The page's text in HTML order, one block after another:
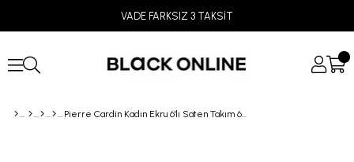
VADE FARKSIZ 3 TAKSİT
Pierre Cardin Kadın Ekru 6'lı Saten Takım 6035